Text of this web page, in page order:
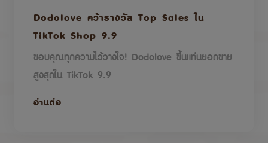
Dodolove คว้ารางวัล Top Sales ใน
TikTok Shop 9.9
ขอบคุณทุกความไว้วางใจ! Dodolove ขึ้นแท่นยอดขาย
สูงสุดใน TikTok 9.9
อ่านต่อ